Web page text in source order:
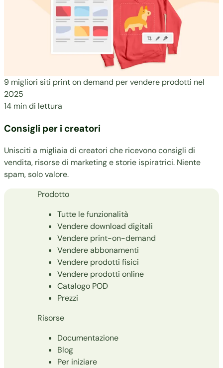
9 migliori siti print on demand per vendere prodotti nel
2025
14 min di lettura
Consigli per i creatori
Unisciti a migliaia di creatori che ricevono consigli di
vendita, risorse di marketing e storie ispiratrici. Niente
spam, solo valore.
Prodotto
Tutte le funzionalità
Vendere download digitali
Vendere print-on-demand
Vendere abbonamenti
Vendere prodotti fisici
Vendere prodotti online
Catalogo POD
Prezzi
Risorse
Documentazione
Blog
Per iniziare